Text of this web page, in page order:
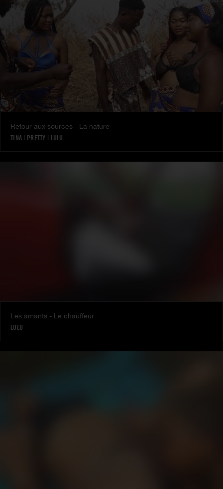
Retour aux sources - La nature
TINA | PRETTY | LULU
Les amants - Le chauffeur
LULU